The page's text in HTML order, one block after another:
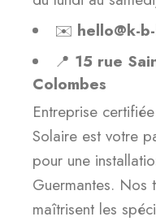
✉️ hello@k-
📍 15 rue
Colombes
Entreprise certifiée
Solaire est votre
pour une
Guermantes. Nos
maîtrisent les